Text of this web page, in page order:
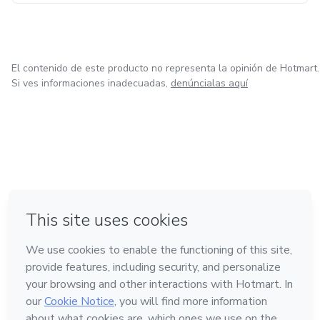
El contenido de este producto no representa la opinión de Hotmart.
Si ves informaciones inadecuadas, denúncialas aquí
Hecho con❤ en Ciudad de México
Conoce Hotmart